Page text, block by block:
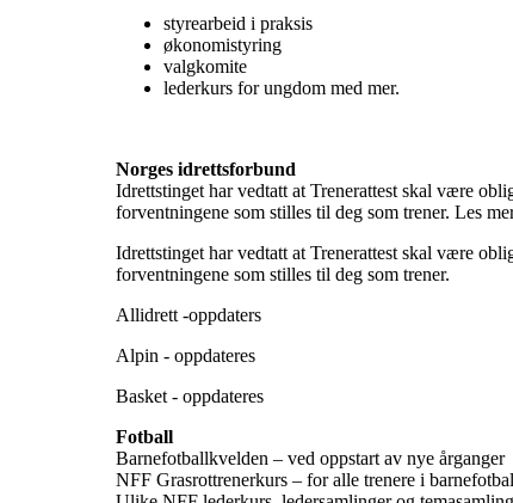
styrearbeid i praksis
økonomistyring
valgkomite
lederkurs for ungdom med mer.
Norges idrettsforbund
Idrettstinget har vedtatt at Trenerattest skal være
forventningene som stilles til deg som trener. Les
Idrettstinget har vedtatt at Trenerattest skal være
forventningene som stilles til deg som trener.
Allidrett -oppdaters
Alpin - oppdateres
Basket - oppdateres
Fotball
Barnefotballkvelden – ved oppstart av nye årganger
NFF Grasrottrenerkurs – for alle trenere i